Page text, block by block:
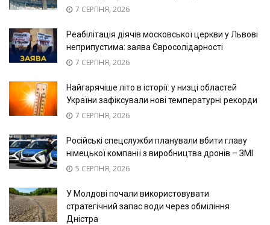
7 СЕРПНЯ, 2026
Реабілітація діячів московської церкви у Львові
неприпустима: заява Євросолідарності
7 СЕРПНЯ, 2026
Найгарячіше літо в історії: у низці областей
України зафіксували нові температурні рекорди
7 СЕРПНЯ, 2026
Російські спецслужби планували вбити главу
німецької компанії з виробництва дронів – ЗМІ
5 СЕРПНЯ, 2026
У Молдові почали використовувати
стратегічний запас води через обміління
Дністра